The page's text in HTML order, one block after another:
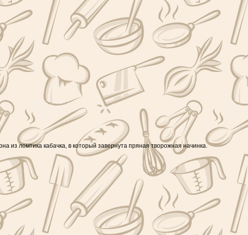
из ломтика кабачка, в который завернута пряная творожная начинка.